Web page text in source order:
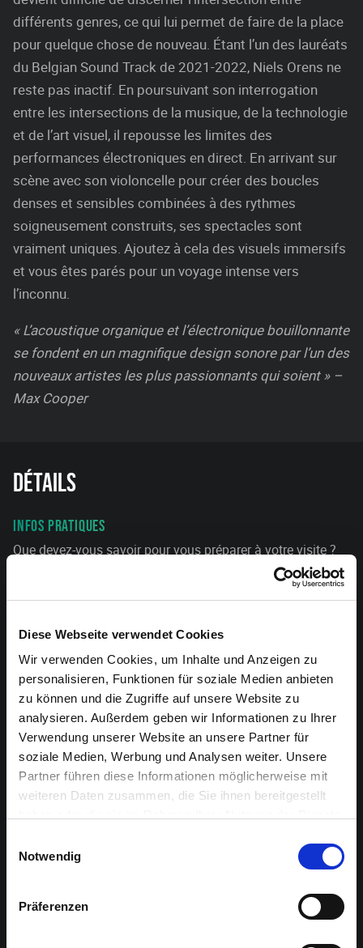
Diese Webseite verwendet Cookies
Wir verwenden Cookies, um Inhalte und Anzeigen zu
personalisieren, Funktionen für soziale Medien anbieten
zu können und die Zugriffe auf unsere Website zu
analysieren. Außerdem geben wir Informationen zu Ihrer
Verwendung unserer Website an unsere Partner für
soziale Medien, Werbung und Analysen weiter. Unsere
Partner führen diese Informationen möglicherweise mit
weiteren Daten zusammen, die Sie ihnen bereitgestellt
Notwendig
Präferenzen
différents genres, ce qui lui permet de faire de la place
pour quelque chose de nouveau. Étant l’un des lauréats
du Belgian Sound Track de 2021-2022, Niels Orens ne
reste pas inactif. En poursuivant son interrogation
entre les intersections de la musique, de la technologie
et de l’art visuel, il repousse les limites des
performances électroniques en direct. En arrivant sur
scène avec son violoncelle pour créer des boucles
denses et sensibles combinées à des rythmes
soigneusement construits, ses spectacles sont
vraiment uniques. Ajoutez à cela des visuels immersifs
et vous êtes parés pour un voyage intense vers
l’inconnu.
« L’acoustique organique et l’électronique bouillonnante
se fondent en un magnifique design sonore par l’un des
nouveaux artistes les plus passionnants qui soient » –
Max Cooper
Détails
INFOS PRATIQUES
Que devez-vous savoir pour vous préparer à votre visite ?
Toutes les informations sur l’accès.
ORGANISATEUR
Chudoscnik Sunergia
OUVERTURE DES PORTES
19:30
BILLETS
disponibles à la caisse